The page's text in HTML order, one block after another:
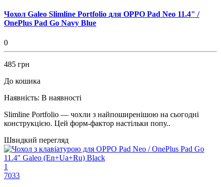
Чохол Galeo Slimline Portfolio для OPPO Pad Neo 11.4" /
OnePlus Pad Go Navy Blue
0
485 грн
До кошика
Наявність: В наявності
Slimline Portfolio — чохли з найпоширенішою на сьогодні
конструкцією. Цей форм-фактор настільки попу..
Швидкий перегляд
1
7033